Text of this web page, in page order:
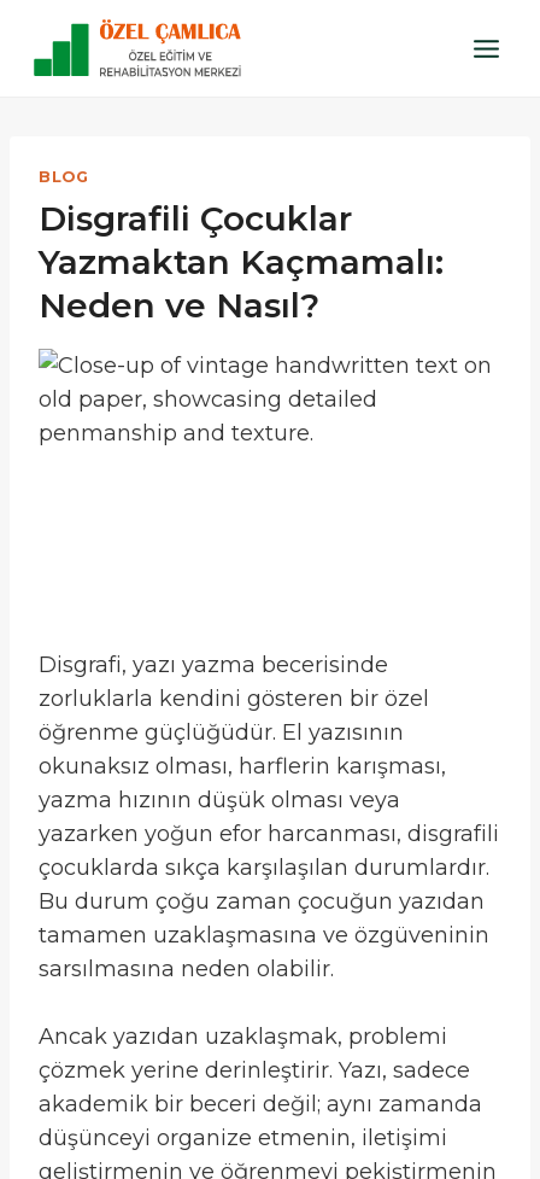
content
BLOG
Disgrafili Çocuklar
Yazmaktan Kaçmamalı:
Neden ve Nasıl?
Disgrafi, yazı yazma becerisinde
zorluklarla kendini gösteren bir özel
öğrenme güçlüğüdür. El yazısının
okunaksız olması, harflerin karışması,
yazma hızının düşük olması veya
yazarken yoğun efor harcanması, disgrafili
çocuklarda sıkça karşılaşılan durumlardır.
Bu durum çoğu zaman çocuğun yazıdan
tamamen uzaklaşmasına ve özgüveninin
sarsılmasına neden olabilir.
Ancak yazıdan uzaklaşmak, problemi
çözmek yerine derinleştirir. Yazı, sadece
akademik bir beceri değil; aynı zamanda
düşünceyi organize etmenin, iletişimi
geliştirmenin ve öğrenmeyi pekiştirmenin